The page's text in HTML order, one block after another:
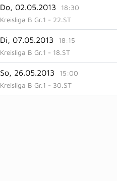
Do, 02.05.2013
18:30
Kreisliga B Gr.1 - 22.ST
Di, 07.05.2013
18:15
Kreisliga B Gr.1 - 18.ST
So, 26.05.2013
15:00
Kreisliga B Gr.1 - 30.ST